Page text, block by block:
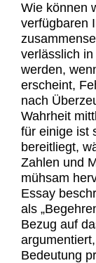
Wie können
verfügbaren
verlässlich
werden,
erscheint,
nach
Wahrheit
für einige ist
bereitliegt,
Zahlen und
mühsam
Essay
als
Bezug auf
Bedeutung